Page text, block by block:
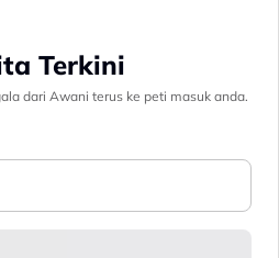
Terkini
dari Awani terus ke peti masuk anda.